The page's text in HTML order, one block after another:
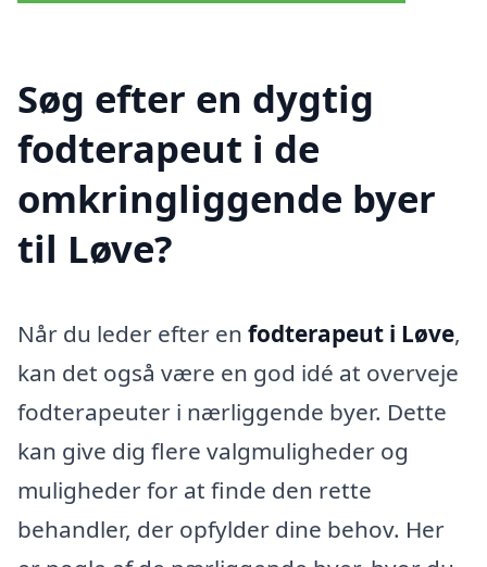
Søg efter en dygtig
fodterapeut i de
omkringliggende byer
til Løve?
Når du leder efter en fodterapeut i Løve,
kan det også være en god idé at overveje
fodterapeuter i nærliggende byer. Dette
kan give dig flere valgmuligheder og
muligheder for at finde den rette
behandler, der opfylder dine behov. Her